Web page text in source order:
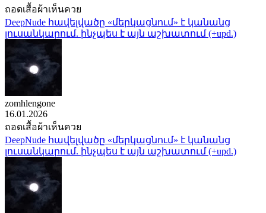
ถอดเสื้อผ้าเห็นควย
DeepNude հավելվածը «մերկացնում» է կանանց
լուսանկարում. ինչպես է այն աշխատում (+upd.)
zomhlengone
16.01.2026
ถอดเสื้อผ้าเห็นควย
DeepNude հավելվածը «մերկացնում» է կանանց
լուսանկարում. ինչպես է այն աշխատում (+upd.)